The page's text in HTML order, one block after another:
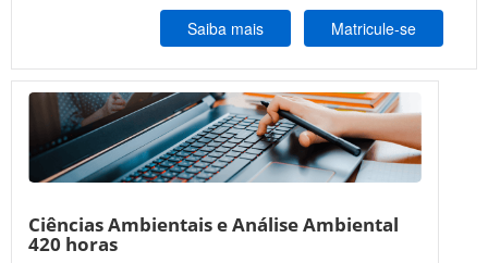
Saiba mais Matricule-se
Ciências Ambientais e Análise Ambiental
420 horas